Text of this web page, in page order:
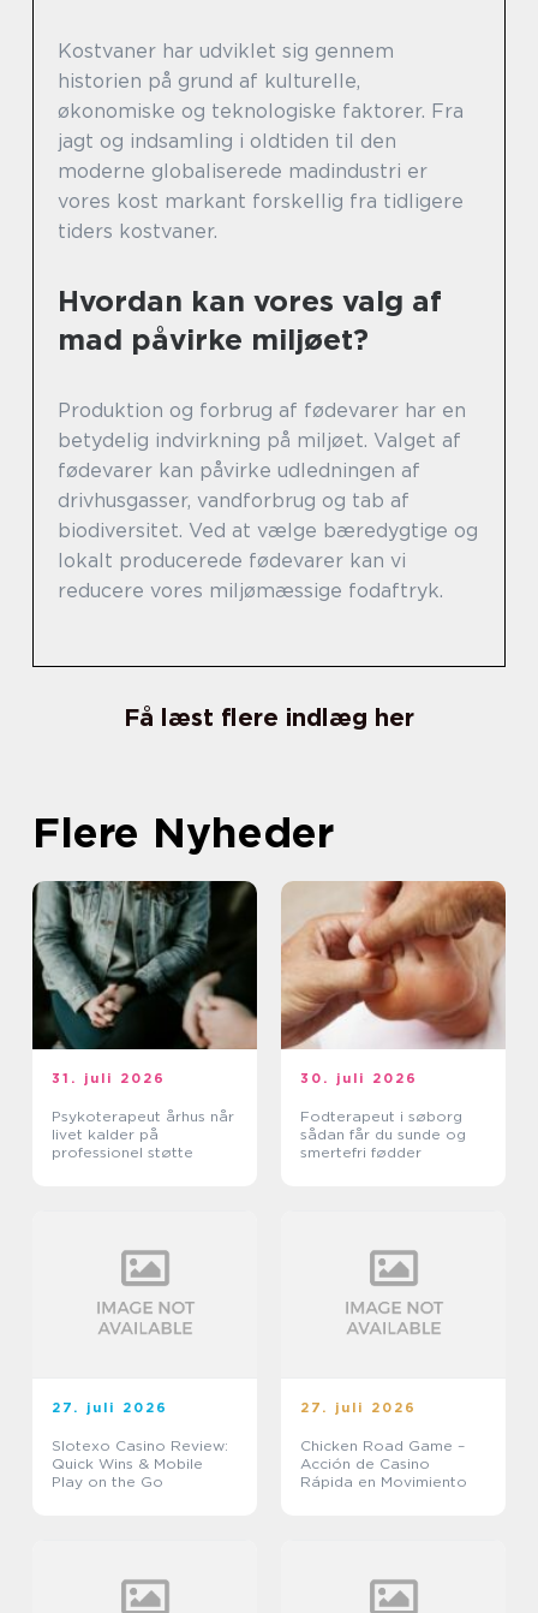
Kostvaner har udviklet sig gennem
historien på grund af kulturelle,
økonomiske og teknologiske faktorer. Fra
jagt og indsamling i oldtiden til den
moderne globaliserede madindustri er
vores kost markant forskellig fra tidligere
tiders kostvaner.
Hvordan kan vores valg af
mad påvirke miljøet?
Produktion og forbrug af fødevarer har en
betydelig indvirkning på miljøet. Valget af
fødevarer kan påvirke udledningen af
drivhusgasser, vandforbrug og tab af
biodiversitet. Ved at vælge bæredygtige og
lokalt producerede fødevarer kan vi
reducere vores miljømæssige fodaftryk.
Få læst flere indlæg her
Flere Nyheder
31. juli 2026
Psykoterapeut århus når
livet kalder på
professionel støtte
30. juli 2026
Fodterapeut i søborg
sådan får du sunde og
smertefri fødder
27. juli 2026
Slotexo Casino Review:
Quick Wins & Mobile
Play on the Go
27. juli 2026
Chicken Road Game –
Acción de Casino
Rápida en Movimiento